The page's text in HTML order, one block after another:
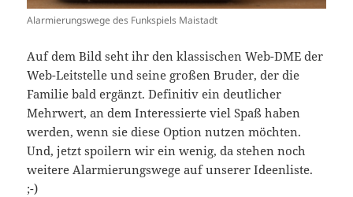
Alarmierungswege des Funkspiels Maistadt
Auf dem Bild seht ihr den klassischen Web-DME der
Web-Leitstelle und seine großen Bruder, der die
Familie bald ergänzt. Definitiv ein deutlicher
Mehrwert, an dem Interessierte viel Spaß haben
werden, wenn sie diese Option nutzen möchten.
Und, jetzt spoilern wir ein wenig, da stehen noch
weitere Alarmierungswege auf unserer Ideenliste.
;-)